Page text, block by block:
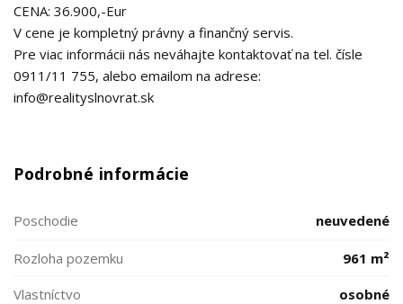
CENA: 36.900,-Eur
V cene je kompletný právny a finančný servis.
Pre viac informácii nás neváhajte kontaktovať na tel. čísle
0911/11 755, alebo emailom na adrese:
info@realityslnovrat.sk
Podrobné informácie
Poschodie neuvedené
Rozloha pozemku
961 m²
Vlastníctvo
osobné